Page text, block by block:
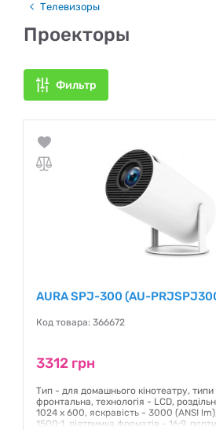
Телевизоры
Проекторы
Фильтр
AURA SPJ-300 (AU-
Код товара: 366672
3312 грн
Тип - для домашнього кінотеатру, типи
фронтальна, технологія - LCD,
1024 x 600, яскравість - 3000 (ANSI
1500:1, підтримка форматів - 16:9,